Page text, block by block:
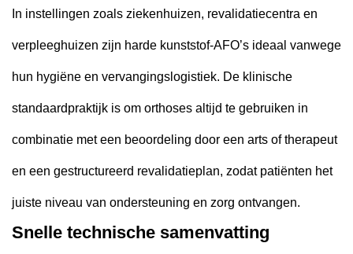
In instellingen zoals ziekenhuizen, revalidatiecentra en
verpleeghuizen zijn harde kunststof-AFO’s ideaal vanwege
hun hygiëne en vervangingslogistiek. De klinische
standaardpraktijk is om orthoses altijd te gebruiken in
combinatie met een beoordeling door een arts of therapeut
en een gestructureerd revalidatieplan, zodat patiënten het
juiste niveau van ondersteuning en zorg ontvangen.
Snelle technische samenvatting